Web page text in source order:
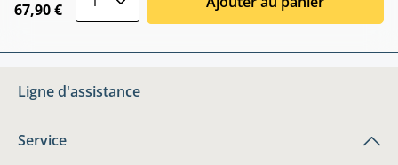
67,90 €
Ligne d'assistance
Service